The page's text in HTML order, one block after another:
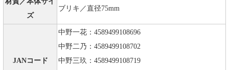
ズ
ブリキ／直径75mm
JANコード
中野一花：4589499108696
中野二乃：4589499108702
中野三玖：4589499108719